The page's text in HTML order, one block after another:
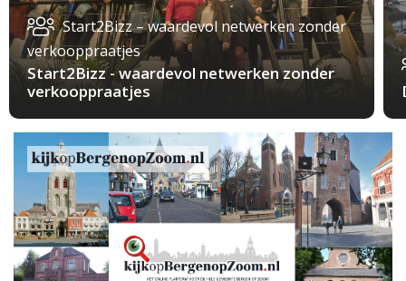
Start2Bizz – waardevol netwerken zonder
verkooppraatjes
Start2Bizz - waardevol netwerken zonder
verkooppraatjes